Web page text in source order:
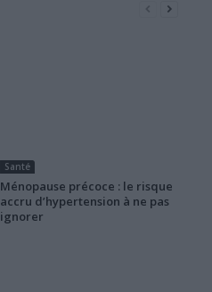
Santé
Ménopause précoce : le risque
accru d’hypertension à ne pas
ignorer